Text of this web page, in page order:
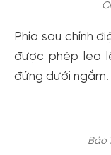
Phía sau chính
được phép leo
đứng dưới ngắm.
Bảo